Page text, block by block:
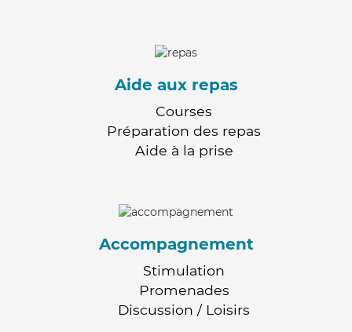
Aide aux repas
Courses
Préparation des repas
Aide à la prise
Accompagnement
Stimulation
Promenades
Discussion / Loisirs